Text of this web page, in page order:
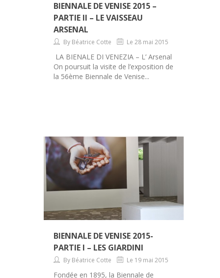
BIENNALE DE VENISE 2015 –
PARTIE II – LE VAISSEAU
ARSENAL
By Béatrice Cotte Le 28 mai 2015
LA BIENALE DI VENEZIA – L’ Arsenal
On poursuit la visite de l’exposition de
la 56ème Biennale de Venise...
BIENNALE DE VENISE 2015-
PARTIE I – LES GIARDINI
By Béatrice Cotte Le 19 mai 2015
Fondée en 1895, la Biennale de